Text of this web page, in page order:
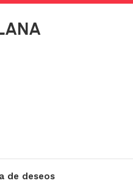
de deseos